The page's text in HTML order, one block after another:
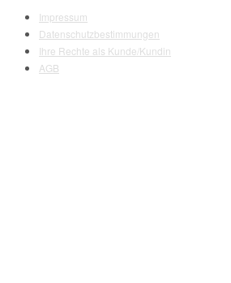
Impressum
Datenschutzbestimmungen
Ihre Rechte als Kunde/Kundin
AGB